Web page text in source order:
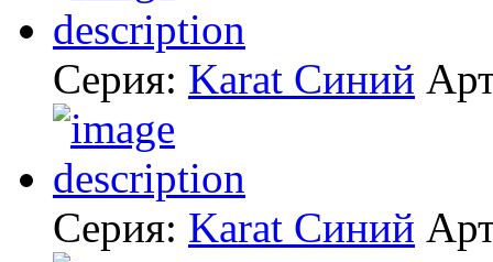
Серия: Karat Синий
Серия: Karat Синий